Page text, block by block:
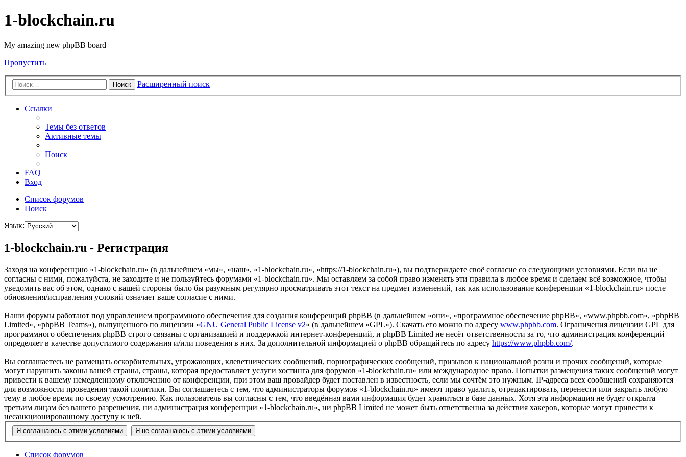
1-blockchain.ru
My amazing new phpBB board
Пропустить
Поиск Расширенный поиск
Ссылки
Темы без ответов
Активные темы
Поиск
FAQ
Вход
Список форумов
Поиск
Язык:
1-blockchain.ru - Регистрация
Заходя на конференцию «1-blockchain.ru» (в дальнейшем «мы», «наш», «1-blockchain.ru», «https://1-blockchain.ru»), вы подтверждаете своё согласие со следующими условиями. Если вы не
согласны с ними, пожалуйста, не заходите и не пользуйтесь форумами «1-blockchain.ru». Мы оставляем за собой право изменять эти правила в любое время и сделаем всё возможное, чтобы
уведомить вас об этом, однако с вашей стороны было бы разумным регулярно просматривать этот текст на предмет изменений, так как использование конференции «1-blockchain.ru» после
обновления/исправления условий означает ваше согласие с ними.
Наши форумы работают под управлением программного обеспечения для создания конференций phpBB (в дальнейшем «они», «программное обеспечение phpBB», «www.phpbb.com», «phpBB
Limited», «phpBB Teams»), выпущенного по лицензии «GNU General Public License v2» (в дальнейшем «GPL»). Скачать его можно по адресу www.phpbb.com. Ограничения лицензии GPL для
программного обеспечения phpBB строго связаны с организацией и поддержкой интернет-конференций, и phpBB Limited не несёт ответственности за то, что администрация конференций
определяет в качестве допустимого содержания и/или поведения в них. За дополнительной информацией о phpBB обращайтесь по адресу https://www.phpbb.com/.
Вы соглашаетесь не размещать оскорбительных, угрожающих, клеветнических сообщений, порнографических сообщений, призывов к национальной розни и прочих сообщений, которые
могут нарушить законы вашей страны, страны, которая предоставляет услуги хостинга для форумов «1-blockchain.ru» или международное право. Попытки размещения таких сообщений могут
привести к вашему немедленному отключению от конференции, при этом ваш провайдер будет поставлен в известность, если мы сочтём это нужным. IP-адреса всех сообщений сохраняются
для возможности проведения такой политики. Вы соглашаетесь с тем, что администраторы форумов «1-blockchain.ru» имеют право удалить, отредактировать, перенести или закрыть любую
тему в любое время по своему усмотрению. Как пользователь вы согласны с тем, что введённая вами информация будет храниться в базе данных. Хотя эта информация не будет открыта
третьим лицам без вашего разрешения, ни администрация конференции «1-blockchain.ru», ни phpBB Limited не может быть ответственна за действия хакеров, которые могут привести к
несанкционированному доступу к ней.
Список форумов